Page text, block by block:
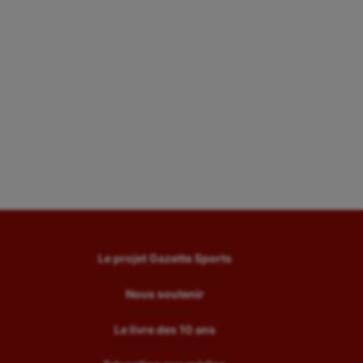
Le projet Gazette Sports
Nous soutenir
Le livre des 10 ans